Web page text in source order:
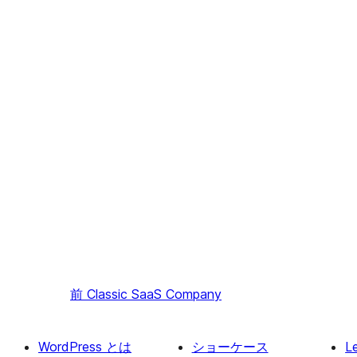
前 Classic SaaS Company
WordPress とは ショーケース